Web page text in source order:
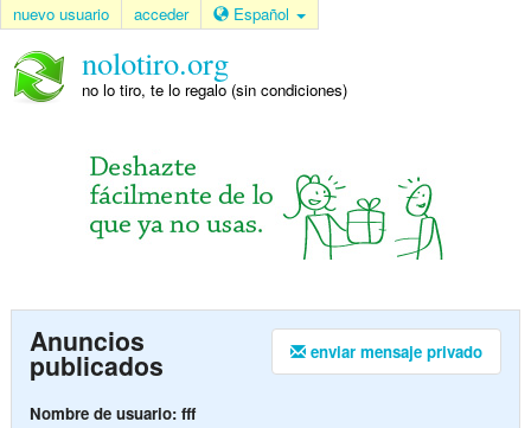
nuevo usuario acceder Español
nolotiro.org
no lo tiro, te lo regalo (sin condiciones)
enviar mensaje privado
Anuncios
publicados
Nombre de usuario: fff